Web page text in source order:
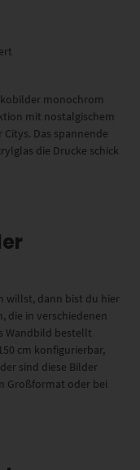
monochrom
mit nostalgischem
Das spannende
die Drucke schick
willst, dann bist du hier
die in verschiedenen
Wandbild bestellt
cm konfigurierbar,
sind diese Bilder
Großformat oder bei